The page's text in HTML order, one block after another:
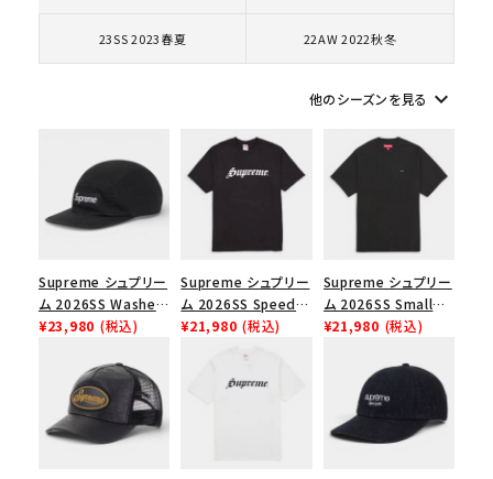
並び順
価格から探す
円 ～
円
在庫のない商品を表示する
絞り込んで検索する
23SS 2023春夏 22AW 2022秋冬
他のシーズンを見る keyboard_arrow_down
Supreme シュプリー
ム 2026SS Washed
Chino Twill Camp
ノツイル キャンプキャ
ップ ブラック
¥23,980 (税込)
Supreme シュプリー
ム 2026SS Speed
Tee スピードTシャツ
¥21,980 (税込)
Supreme シュプリー
ム 2026SS Small
Box Tee スモールボ
¥21,980 (税込)